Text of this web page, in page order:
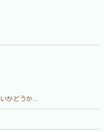
かどうか…